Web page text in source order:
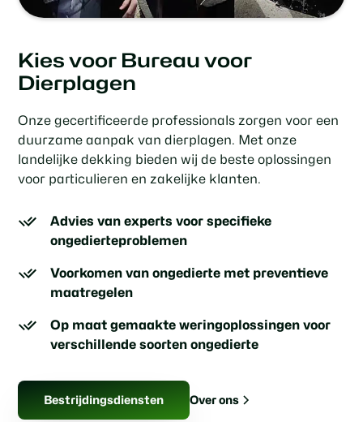
Kies voor Bureau voor
Dierplagen
Onze gecertificeerde professionals zorgen voor een
duurzame aanpak van dierplagen. Met onze
landelijke dekking bieden wij de beste oplossingen
voor particulieren en zakelijke klanten.
Advies van experts voor specifieke
ongedierteproblemen
Voorkomen van ongedierte met preventieve
maatregelen
Op maat gemaakte weringoplossingen voor
verschillende soorten ongedierte
Bestrijdingsdiensten Over ons